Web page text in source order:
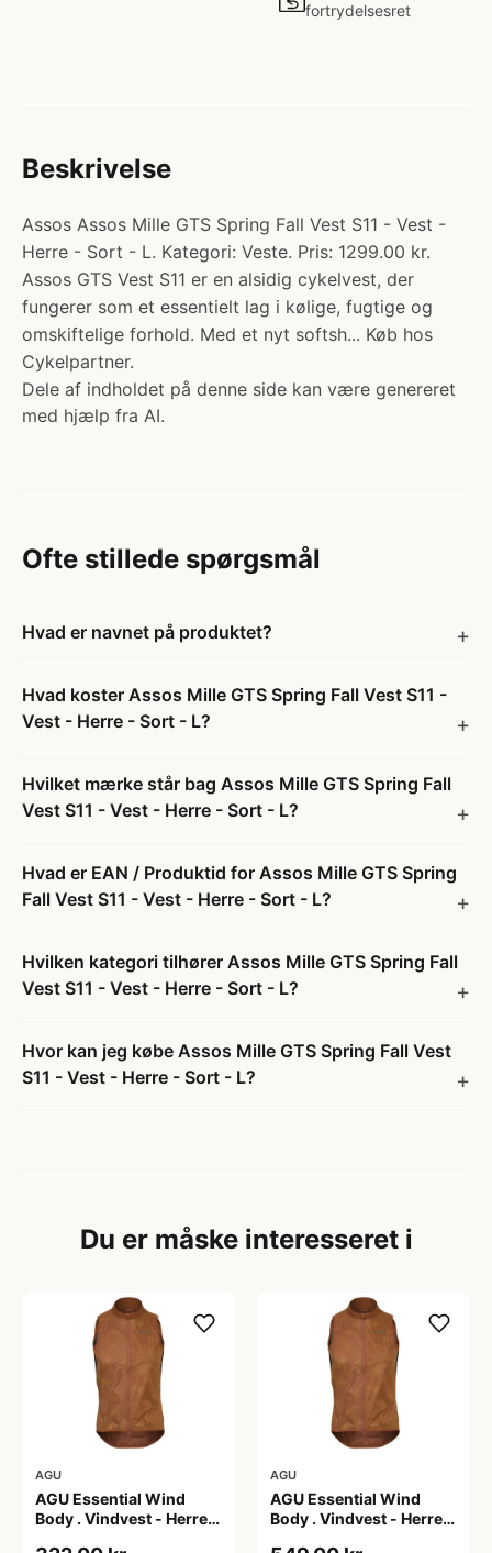
fortrydelsesret
Beskrivelse
Assos Assos Mille GTS Spring Fall Vest S11 - Vest -
Herre - Sort - L. Kategori: Veste. Pris: 1299.00 kr.
Assos GTS Vest S11 er en alsidig cykelvest, der
fungerer som et essentielt lag i kølige, fugtige og
omskiftelige forhold. Med et nyt softsh... Køb hos
Cykelpartner.
Dele af indholdet på denne side kan være genereret
med hjælp fra AI.
Ofte stillede spørgsmål
Hvad er navnet på produktet?
Hvad koster Assos Mille GTS Spring Fall Vest S11 -
Vest - Herre - Sort - L?
Hvilket mærke står bag Assos Mille GTS Spring Fall
Vest S11 - Vest - Herre - Sort - L?
Hvad er EAN / Produktid for Assos Mille GTS Spring
Fall Vest S11 - Vest - Herre - Sort - L?
Hvilken kategori tilhører Assos Mille GTS Spring Fall
Vest S11 - Vest - Herre - Sort - L?
Hvor kan jeg købe Assos Mille GTS Spring Fall Vest
S11 - Vest - Herre - Sort - L?
Du er måske interesseret i
AGU
AGU Essential Wind
Body . Vindvest - Herre -
AGU
AGU Essential Wind
Body . Vindvest - Herre -